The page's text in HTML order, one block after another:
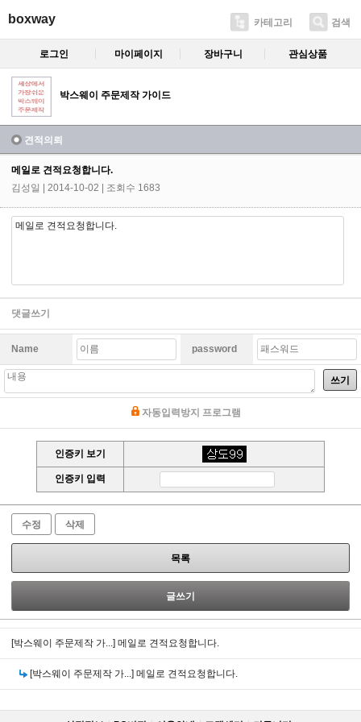
boxway 카테고리 검색
로그인 마이페이지 장바구니 관심상품
박스웨이 주문제작 가이드
견적의뢰
메일로 견적요청합니다.
김성일 | 2014-10-02 | 조회수 1683
메일로 견적요청합니다.
댓글쓰기
Name password
쓰기
자동입력방지 프로그램
인증키 보기
인증키 입력
수정 삭제
목록
글쓰기
[박스웨이 주문제작 가...] 메일로 견적요청합니다.
[박스웨이 주문제작 가...] 메일로 견적요청합니다.